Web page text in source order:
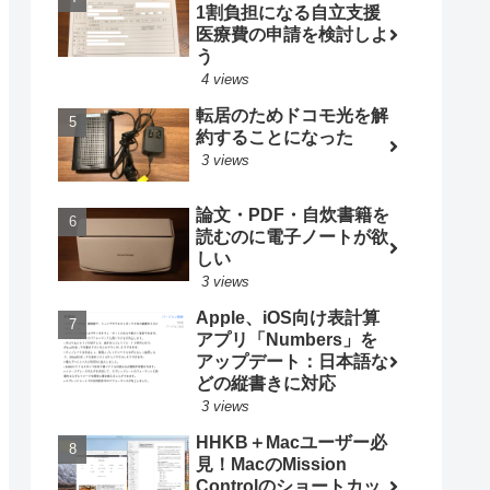
1割負担になる自立支援
医療費の申請を検討しよ
う
4 views
転居のためドコモ光を解
約することになった
3 views
論文・PDF・自炊書籍を
読むのに電子ノートが欲
しい
3 views
Apple、iOS向け表計算
アプリ「Numbers」を
アップデート：日本語な
どの縦書きに対応
3 views
HHKB＋Macユーザー必
見！MacのMission
Controlのショートカッ